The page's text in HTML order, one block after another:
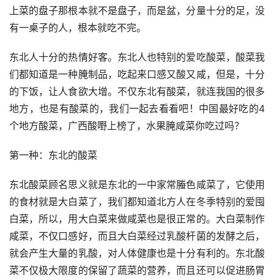
上菜的盘子那根本就不是盘子，而是盆，分量十分的足，没
有一桌子的人，根本就吃不完。
东北人十分的热情好客。东北人也特别的爱吃酸菜，酸菜我
们都知道是一种腌制品，吃起来口感又酸又咸，但是，十分
的下饭，让人食欲大增。不仅东北有酸菜，就连我国的很多
地方，也是有酸菜的，我们一起去看看吧！中国最好吃的4
个地方酸菜，广西酸嘢上榜了，水果腌咸菜你吃过吗？
第一种：东北的酸菜
东北酸菜顾名思义就是东北的一中家常螣色咸菜了，它使用
的食材就是大白菜了，我们都知道北方人在冬季特别的爱囤
白菜，所以，用大白菜来做咸菜也是很正常的。大白菜制作
咸菜，不仅口感好，而且大白菜经过乳酸杆菌的发酵之后，
就会产生大量的乳酸，对人体健康也是十分有利的。东北酸
菜不仅极大限度的保留了蔬菜的营养，而且还可以促进肠胃